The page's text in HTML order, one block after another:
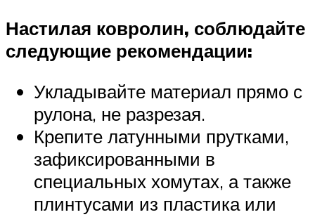
Настилая ковролин, соблюдайте
следующие рекомендации:
Укладывайте материал прямо с
рулона, не разрезая.
Крепите латунными прутками,
зафиксированными в
специальных хомутах, а также
плинтусами из пластика или